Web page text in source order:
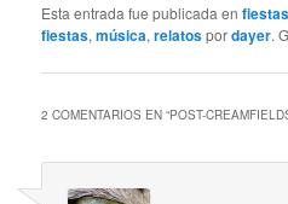
Esta entrada fue publicada enfiestas
fiestas,música,relatospordayer.
2 COMENTARIOS EN “POST-